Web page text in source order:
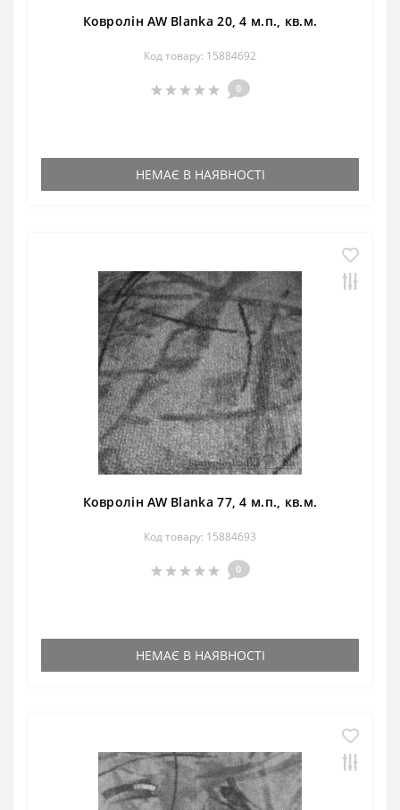
Ковролін AW Blanka 20, 4 м.п., кв.м.
Код товару: 15884692
0
НЕМАЄ В НАЯВНОСТІ
Ковролін AW Blanka 77, 4 м.п., кв.м.
Код товару: 15884693
0
НЕМАЄ В НАЯВНОСТІ